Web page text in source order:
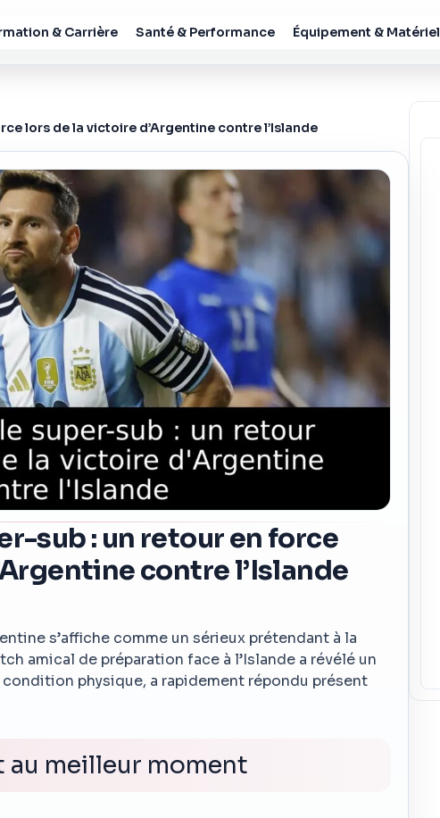
& Carrière Santé & Performance Équipement & Matériel
lors de la victoire d’Argentine contre l’Islande
sub : un retour en force
contre l’Islande
s’affiche comme un sérieux prétendant à la
amical de préparation face à l’Islande a révélé un
physique, a rapidement répondu présent
meilleur moment